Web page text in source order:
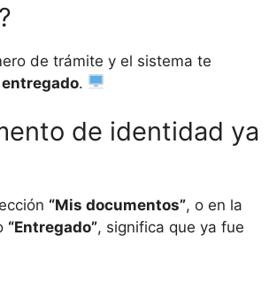
de trámite y el sistema te
.
de identidad ya
“Mis documentos”, o en la
“Entregado”, significa que ya fue